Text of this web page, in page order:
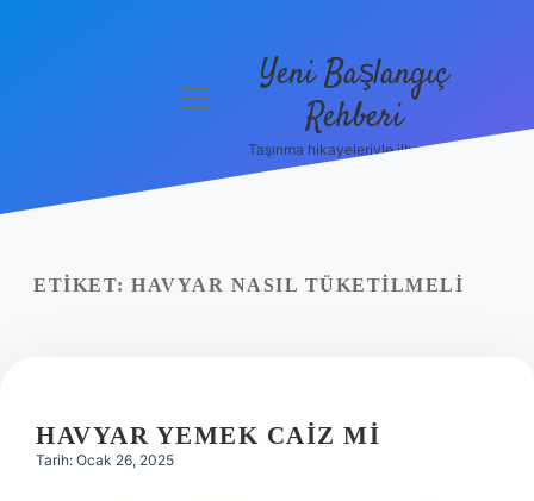
Politikası
menüyü
Yeni Başlangıç
Rehberi
Taşınma hikayeleriyle ilham bul!
ETIKET: HAVYAR NASIL TÜKETILMELI
HAVYAR YEMEK CAIZ MI
Tarih: Ocak 26, 2025